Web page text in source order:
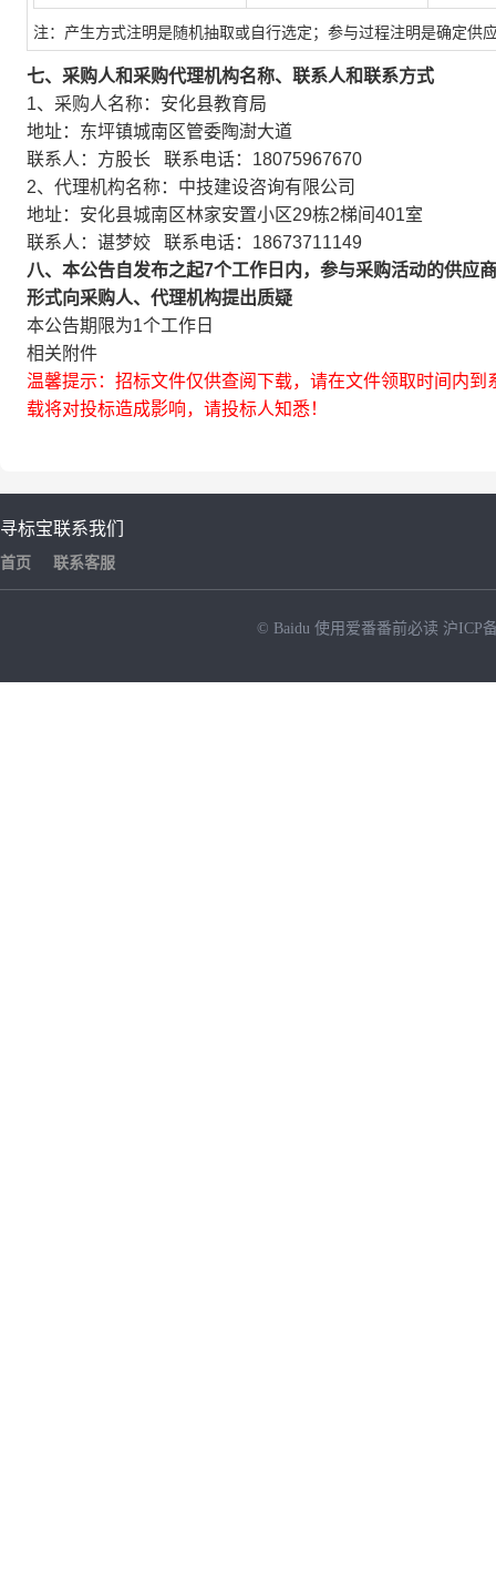
注：产生方式注明是随机抽取或自行选定；参与过程注明是确定供
七、采购人和采购代理机构名称、联系人和联系方式
1、采购人名称：安化县教育局
地址：东坪镇城南区管委陶澍大道
联系人：方股长 联系电话：18075967670
2、代理机构名称：中技建设咨询有限公司
地址：安化县城南区林家安置小区29栋2梯间401室
联系人：谌梦姣 联系电话：18673711149
八、本公告自发布之起7个工作日内，参与采购活动的供应
形式向采购人、代理机构提出质疑
本公告期限为1个工作日
相关附件
温馨提示：招标文件仅供查阅下载，请在文件领取时间内
载将对投标造成影响，请投标人知悉！
寻标宝
首页
联系我们
联系客服
© Baidu 使用爱番番前必读 沪ICP